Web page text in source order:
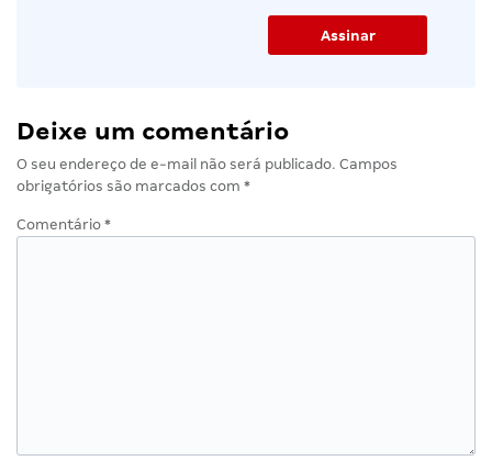
Deixe um comentário
O seu endereço de e-mail não será publicado. Campos
obrigatórios são marcados com *
Comentário *